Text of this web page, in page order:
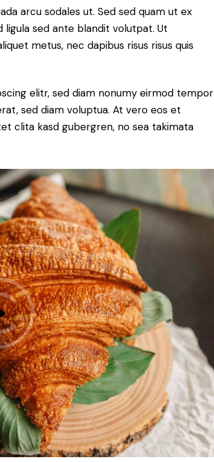
arcu sodales ut. Sed sed quam ut ex
ligula sed ante blandit volutpat. Ut
metus, nec dapibus risus risus quis
elitr, sed diam nonumy eirmod tempor
sed diam voluptua. At vero eos et
clita kasd gubergren, no sea takimata